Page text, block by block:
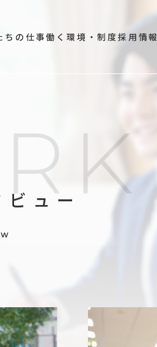
ちの仕事働く環境・制度採用情報
ュー